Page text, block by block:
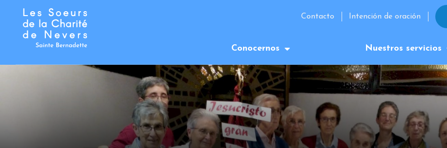
Contacto Intención de oración
Conocernos Nuestros servicios